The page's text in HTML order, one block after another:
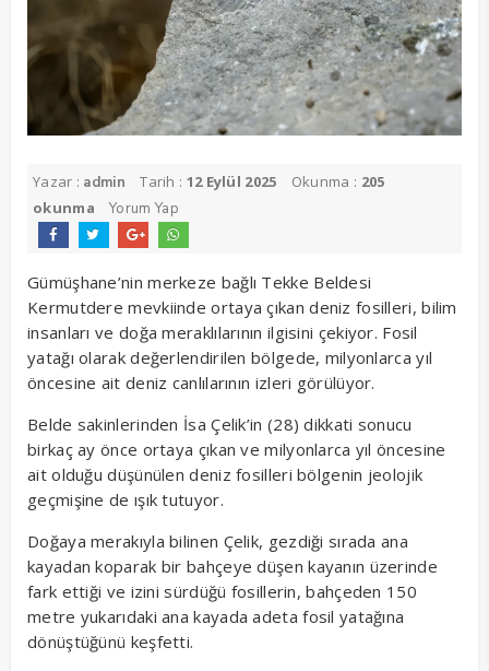
Yazar : admin Tarih : 12 Eylül 2025 Okunma : 205
okunma
Yorum Yap
Gümüşhane’nin merkeze bağlı Tekke Beldesi
Kermutdere mevkiinde ortaya çıkan deniz fosilleri, bilim
insanları ve doğa meraklılarının ilgisini çekiyor. Fosil
yatağı olarak değerlendirilen bölgede, milyonlarca yıl
öncesine ait deniz canlılarının izleri görülüyor.
Belde sakinlerinden İsa Çelik’in (28) dikkati sonucu
birkaç ay önce ortaya çıkan ve milyonlarca yıl öncesine
ait olduğu düşünülen deniz fosilleri bölgenin jeolojik
geçmişine de ışık tutuyor.
Doğaya merakıyla bilinen Çelik, gezdiği sırada ana
kayadan koparak bir bahçeye düşen kayanın üzerinde
fark ettiği ve izini sürdüğü fosillerin, bahçeden 150
metre yukarıdaki ana kayada adeta fosil yatağına
dönüştüğünü keşfetti.